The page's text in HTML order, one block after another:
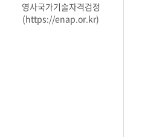
영사국가기술자격검정
(https://enap.or.kr)